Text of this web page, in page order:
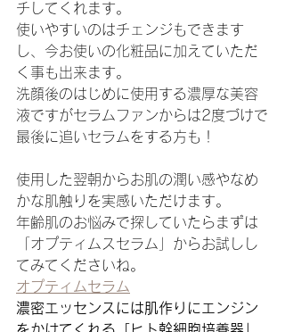
チしてくれます。
使いやすいのはチェンジもできます
し、今お使いの化粧品に加えていただ
く事も出来ます。
洗顔後のはじめに使用する濃厚な美容
液ですがセラムファンからは2度づけで
最後に追いセラムをする方も！
使用した翌朝からお肌の潤い感やなめ
かな肌触りを実感いただけます。
年齢肌のお悩みで探していたらまずは
「オプティムスセラム」からお試しし
てみてくださいね。
オプティムセラム
濃密エッセンスには肌作りにエンジン